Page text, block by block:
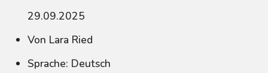
29.09.2025
Von Lara Ried
Sprache: Deutsch